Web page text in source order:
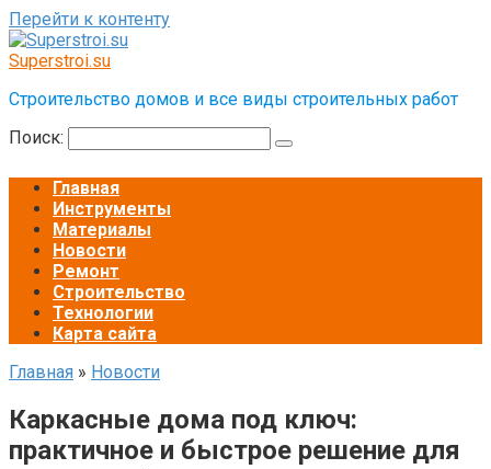
Перейти к контенту
Superstroi.su
Строительство домов и все виды строительных работ
Поиск:
Главная
Инструменты
Материалы
Новости
Ремонт
Строительство
Технологии
Карта сайта
Главная » Новости
Каркасные дома под ключ:
практичное и быстрое решение для